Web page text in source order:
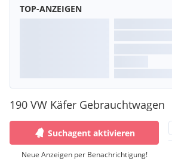
TOP-ANZEIGEN
190 VW Käfer Gebrauchtwagen
Suchagent aktivieren
Neue Anzeigen per Benachrichtigung!